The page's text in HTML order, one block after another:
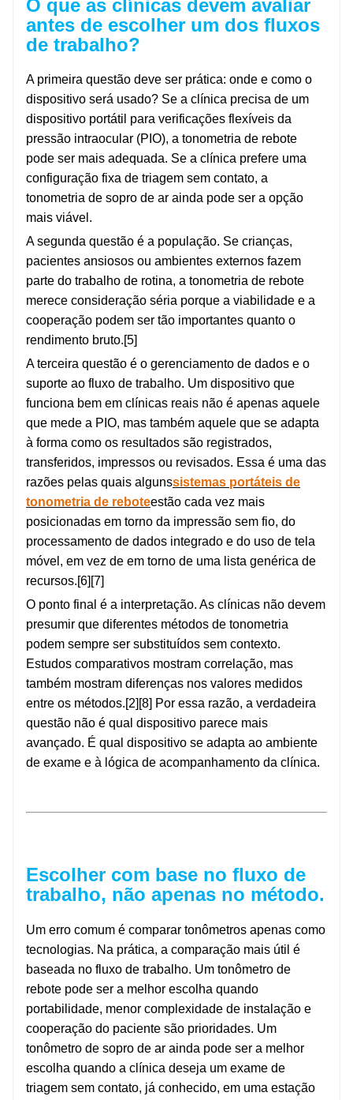
O que as clínicas devem avaliar
antes de escolher um dos fluxos
de trabalho?
A primeira questão deve ser prática: onde e como o
dispositivo será usado? Se a clínica precisa de um
dispositivo portátil para verificações flexíveis da
pressão intraocular (PIO), a tonometria de rebote
pode ser mais adequada. Se a clínica prefere uma
configuração fixa de triagem sem contato, a
tonometria de sopro de ar ainda pode ser a opção
mais viável.
A segunda questão é a população. Se crianças,
pacientes ansiosos ou ambientes externos fazem
parte do trabalho de rotina, a tonometria de rebote
merece consideração séria porque a viabilidade e a
cooperação podem ser tão importantes quanto o
rendimento bruto.[5]
A terceira questão é o gerenciamento de dados e o
suporte ao fluxo de trabalho. Um dispositivo que
funciona bem em clínicas reais não é apenas aquele
que mede a PIO, mas também aquele que se adapta
à forma como os resultados são registrados,
transferidos, impressos ou revisados. Essa é uma das
razões pelas quais algunssistemas portáteis de
tonometria de reboteestão cada vez mais
posicionadas em torno da impressão sem fio, do
processamento de dados integrado e do uso de tela
móvel, em vez de em torno de uma lista genérica de
recursos.[6][7]
O ponto final é a interpretação. As clínicas não devem
presumir que diferentes métodos de tonometria
podem sempre ser substituídos sem contexto.
Estudos comparativos mostram correlação, mas
também mostram diferenças nos valores medidos
entre os métodos.[2][8] Por essa razão, a verdadeira
questão não é qual dispositivo parece mais
avançado. É qual dispositivo se adapta ao ambiente
de exame e à lógica de acompanhamento da clínica.
Escolher com base no fluxo de
trabalho, não apenas no método.
Um erro comum é comparar tonômetros apenas como
tecnologias. Na prática, a comparação mais útil é
baseada no fluxo de trabalho. Um tonômetro de
rebote pode ser a melhor escolha quando
portabilidade, menor complexidade de instalação e
cooperação do paciente são prioridades. Um
tonômetro de sopro de ar ainda pode ser a melhor
escolha quando a clínica deseja um exame de
triagem sem contato, já conhecido, em uma estação